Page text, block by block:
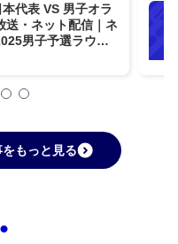
本代表 VS 男子オラ
送・ネット配信｜ネ
男子予選ラウン
もっと見る